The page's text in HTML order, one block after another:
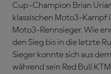
Cup-Champion Brian
klassischen Moto3-Kampf
Moto3-Rennsieger. Wie
den Sieg bis in die letzte
Sieger konnte sich aus
während sein Red Bull